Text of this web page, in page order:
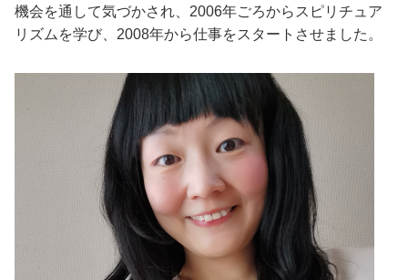
機会を通して気づかされ、2006年ごろからスピリチュア
リズムを学び、2008年から仕事をスタートさせました。